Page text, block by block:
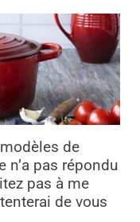
de
pas répondu
pas à me
de vous